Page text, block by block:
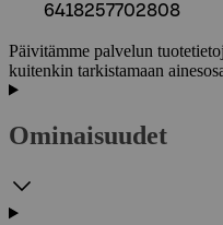
6418257702808
Päivitämme palvelun
kuitenkin tarkistamaan
Ominaisuudet